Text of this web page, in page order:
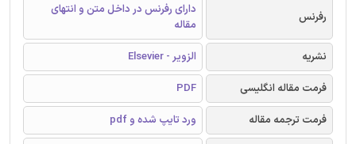
رفرنس
دارای رفرنس در داخل متن و انتهای
مقاله
نشریه
الزویر - Elsevier
فرمت مقاله انگلیسی
PDF
فرمت ترجمه مقاله
ورد تایپ شده و pdf